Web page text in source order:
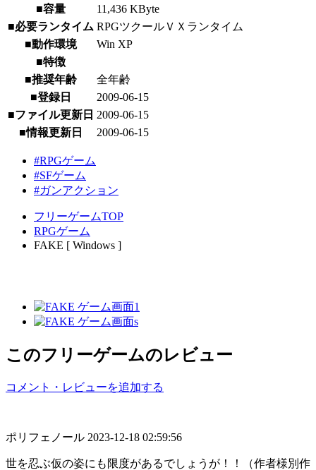
■容量
11,436 KByte
■必要ランタイム RPGツクールＶＸランタイム
■動作環境
Win XP
■特徴
■推奨年齢
全年齢
■登録日
2009-06-15
■ファイル更新日 2009-06-15
■情報更新日
2009-06-15
#RPGゲーム
#SFゲーム
#ガンアクション
フリーゲームTOP
RPGゲーム
FAKE [ Windows ]
このフリーゲームのレビュー
コメント・レビューを追加する
ポリフェノール 2023-12-18 02:59:56
世を忍ぶ仮の姿にも限度があるでしょうが！！（作者様別作